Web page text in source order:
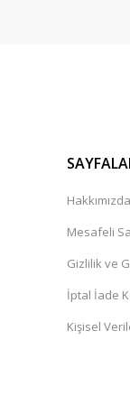
Hakkımızda
Mesafeli
Gizlilik ve
İptal İade
Kişisel